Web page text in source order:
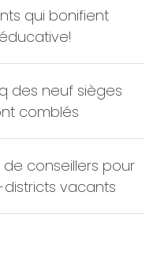
qui bonifient
des neuf sièges
comblés
de conseillers pour
vacants